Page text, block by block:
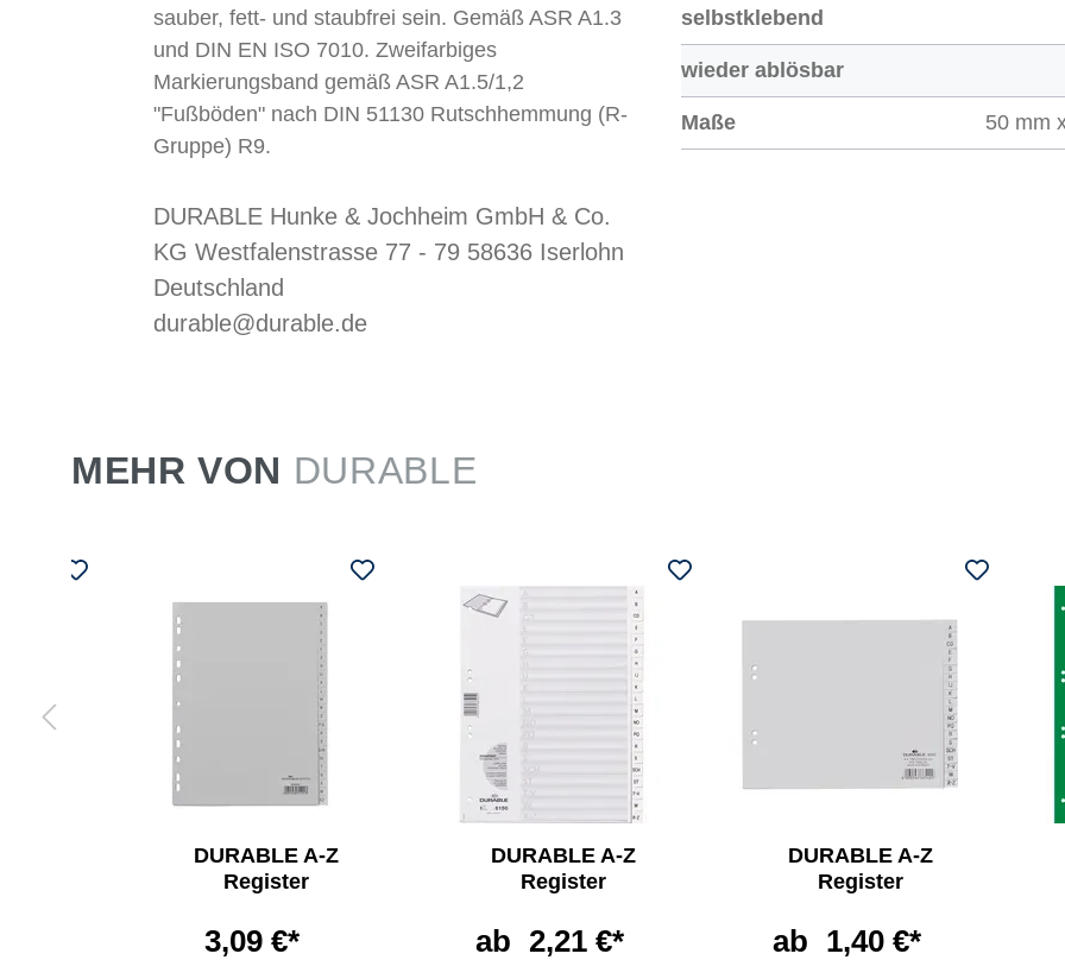
sauber, fett- und staubfrei sein. Gemäß ASR A1.3
und DIN EN ISO 7010. Zweifarbiges
Markierungsband gemäß ASR A1.5/1,2
"Fußböden" nach DIN 51130 Rutschhemmung (R-
Gruppe) R9.
DURABLE Hunke & Jochheim GmbH & Co.
KG Westfalenstrasse 77 - 79 58636 Iserlohn
Deutschland
durable@durable.de
selbstklebend
wieder ablösbar
Maße 50 mm
MEHR VON DURABLE
DURABLE A-Z
Register
3,09 €*
DURABLE A-Z
Register
ab 2,21 €*
DURABLE A-Z
Register
ab 1,40 €*